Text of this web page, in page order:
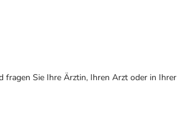
fragen Sie Ihre Ärztin, Ihren Arzt oder in Ihrer